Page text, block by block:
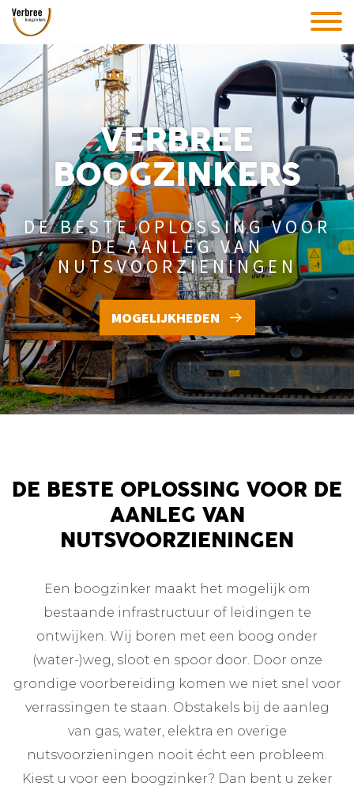
VERBREE
BOOGZINKERS
DE BESTE OPLOSSING VOOR
DEAANLEG VAN
NUTSVOORZIENINGEN
MOGELIJKHEDEN
DE BESTE OPLOSSING VOOR DE
AANLEG VAN
NUTSVOORZIENINGEN
Een boogzinker maakt het mogelijk om
bestaande infrastructuur of leidingen te
ontwijken. Wij boren met een boog onder
(water-)weg, sloot en spoor door. Door onze
grondige voorbereiding komen we niet snel voor
verrassingen te staan. Obstakels bij de aanleg
van gas, water, elektra en overige
nutsvoorzieningen nooit écht een probleem.
Kiest u voor een boogzinker? Dan bent u zeker